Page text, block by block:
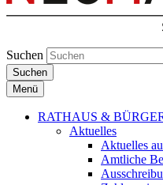
Suchen
Suchen
Menü
RATHAUS &
Aktuelles
Aktuelles
Amtliche